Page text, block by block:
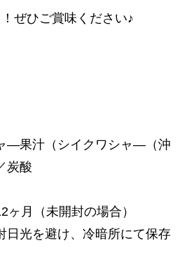
ぜひご賞味ください♪
―果汁（シイクワシャ―（沖
炭酸
ヶ月（未開封の場合）
日光を避け、冷暗所にて保存